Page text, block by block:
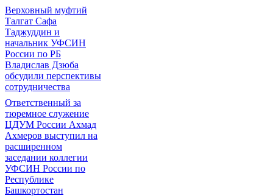
Верховный муфтий
Талгат Сафа
Таджуддин и
начальник УФСИН
России по РБ
Владислав Дзюба
обсудили перспективы
сотрудничества
Ответственный за
тюремное служение
ЦДУМ России Ахмад
Ахмеров выступил на
расширенном
заседании коллегии
УФСИН России по
Республике
Башкортостан